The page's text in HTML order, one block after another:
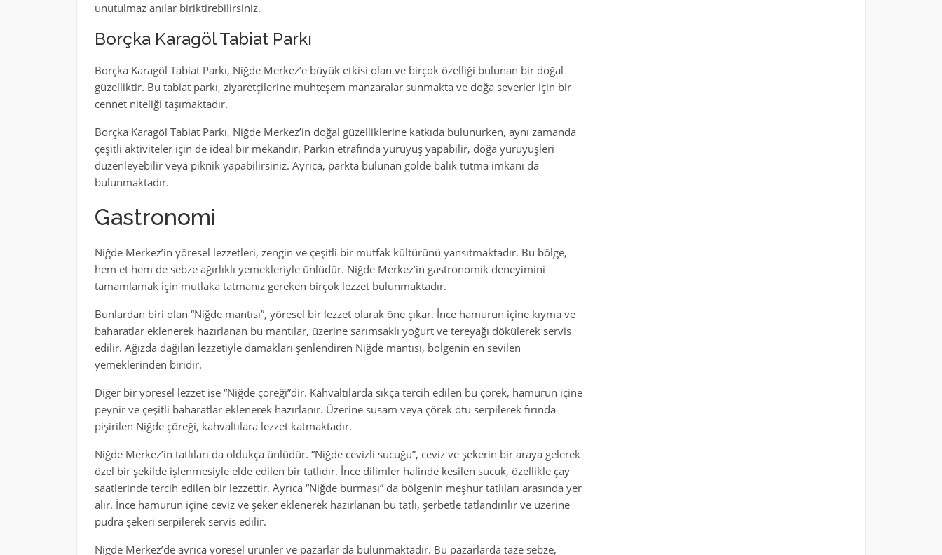
unutulmaz anılar biriktirebilirsiniz.
Borçka Karagöl Tabiat Parkı
Borçka Karagöl Tabiat Parkı, Niğde Merkez’e büyük etkisi olan ve birçok özelliği bulunan bir doğal
güzelliktir. Bu tabiat parkı, ziyaretçilerine muhteşem manzaralar sunmakta ve doğa severler için bir
cennet niteliği taşımaktadır.
Borçka Karagöl Tabiat Parkı, Niğde Merkez’in doğal güzelliklerine katkıda bulunurken, aynı zamanda
çeşitli aktiviteler için de ideal bir mekandır. Parkın etrafında yürüyüş yapabilir, doğa yürüyüşleri
düzenleyebilir veya piknik yapabilirsiniz. Ayrıca, parkta bulunan gölde balık tutma imkanı da
bulunmaktadır.
Gastronomi
Niğde Merkez’in yöresel lezzetleri, zengin ve çeşitli bir mutfak kültürünü yansıtmaktadır. Bu bölge,
hem et hem de sebze ağırlıklı yemekleriyle ünlüdür. Niğde Merkez’in gastronomik deneyimini
tamamlamak için mutlaka tatmanız gereken birçok lezzet bulunmaktadır.
Bunlardan biri olan “Niğde mantısı”, yöresel bir lezzet olarak öne çıkar. İnce hamurun içine kıyma ve
baharatlar eklenerek hazırlanan bu mantılar, üzerine sarımsaklı yoğurt ve tereyağı dökülerek servis
edilir. Ağızda dağılan lezzetiyle damakları şenlendiren Niğde mantısı, bölgenin en sevilen
yemeklerinden biridir.
Diğer bir yöresel lezzet ise “Niğde çöreği”dir. Kahvaltılarda sıkça tercih edilen bu çörek, hamurun içine
peynir ve çeşitli baharatlar eklenerek hazırlanır. Üzerine susam veya çörek otu serpilerek fırında
pişirilen Niğde çöreği, kahvaltılara lezzet katmaktadır.
Niğde Merkez’in tatlıları da oldukça ünlüdür. “Niğde cevizli sucuğu”, ceviz ve şekerin bir araya gelerek
özel bir şekilde işlenmesiyle elde edilen bir tatlıdır. İnce dilimler halinde kesilen sucuk, özellikle çay
saatlerinde tercih edilen bir lezzettir. Ayrıca “Niğde burması” da bölgenin meşhur tatlıları arasında yer
alır. İnce hamurun içine ceviz ve şeker eklenerek hazırlanan bu tatlı, şerbetle tatlandırılır ve üzerine
pudra şekeri serpilerek servis edilir.
Niğde Merkez’de ayrıca yöresel ürünler ve pazarlar da bulunmaktadır. Bu pazarlarda taze sebze,